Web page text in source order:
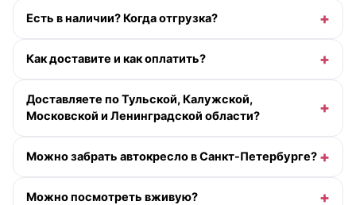
Есть в наличии? Когда отгрузка?
Как доставите и как оплатить?
Доставляете по Тульской, Калужской,
Московской и Ленинградской области?
Можно забрать автокресло в Санкт-Петербурге?
Можно посмотреть вживую?